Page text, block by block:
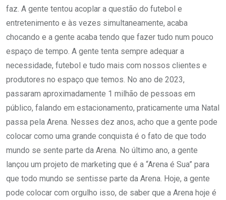
faz. A gente tentou acoplar a questão do futebol e
entretenimento e às vezes simultaneamente, acaba
chocando e a gente acaba tendo que fazer tudo num pouco
espaço de tempo. A gente tenta sempre adequar a
necessidade, futebol e tudo mais com nossos clientes e
produtores no espaço que temos. No ano de 2023,
passaram aproximadamente 1 milhão de pessoas em
público, falando em estacionamento, praticamente uma Natal
passa pela Arena. Nesses dez anos, acho que a gente pode
colocar como uma grande conquista é o fato de que todo
mundo se sente parte da Arena. No último ano, a gente
lançou um projeto de marketing que é a “Arena é Sua” para
que todo mundo se sentisse parte da Arena. Hoje, a gente
pode colocar com orgulho isso, de saber que a Arena hoje é